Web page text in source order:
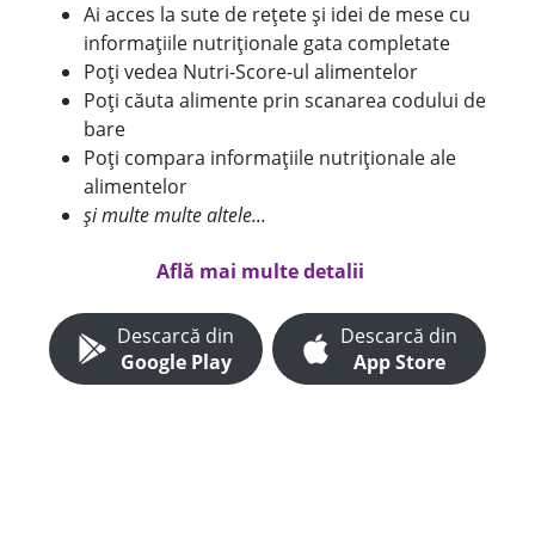
Ai acces la sute de rețete și idei de mese cu
informațiile nutriționale gata completate
Poți vedea Nutri-Score-ul alimentelor
Poți căuta alimente prin scanarea codului de
bare
Poți compara informațiile nutriționale ale
alimentelor
și multe multe altele...
Află mai multe detalii
Descarcă din
Google Play
Descarcă din
App Store